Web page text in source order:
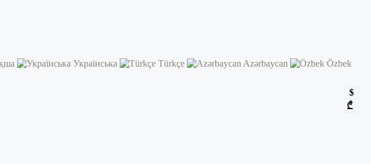
Українська Türkçe Azərbaycan
Özbek
$
₾